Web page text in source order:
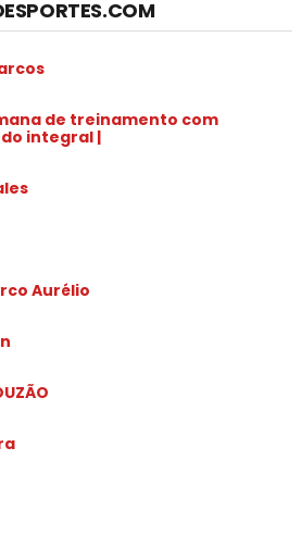
de treinamento com
integral |
Aurélio